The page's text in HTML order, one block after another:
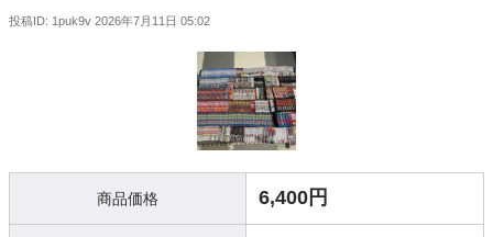
投稿ID: 1puk9v 2026年7月11日 05:02
商品価格 6,400円